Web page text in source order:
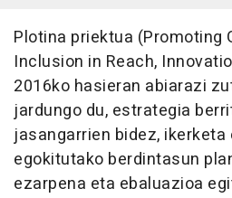
Plotina priektua (Promoting
Inclusion in Reach,
2016ko hasieran abiarazi
jardungo du, estrategia
jasangarrien bidez,
egokitutako berdintasun
ezarpena eta ebaluazioa